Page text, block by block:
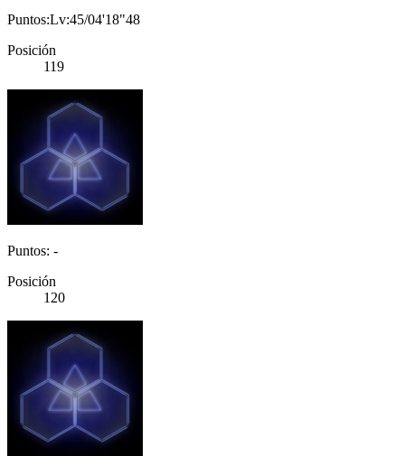
Puntos:Lv:45/04'18"48
Posición
119
Puntos: -
Posición
120